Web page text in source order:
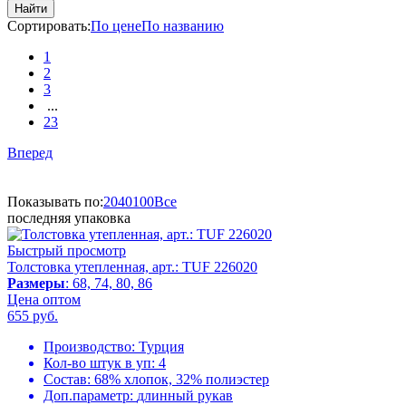
Найти
Сортировать:По ценеПо названию
1
2
3
...
23
Вперед
Показывать по:2040100Все
последняя упаковка
Быстрый просмотр
Толстовка утепленная, арт.: TUF 226020
Размеры: 68, 74, 80, 86
Цена оптом
655 руб.
Производство: Турция
Кол-во штук в уп: 4
Состав: 68% хлопок, 32% полиэстер
Доп.параметр: длинный рукав